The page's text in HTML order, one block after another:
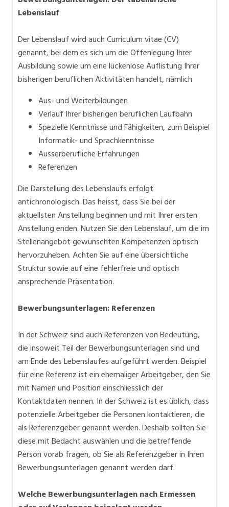
Lebenslauf
Der Lebenslauf wird auch Curriculum vitae (CV)
genannt, bei dem es sich um die Offenlegung Ihrer
Ausbildung sowie um eine lückenlose Auflistung Ihrer
bisherigen beruflichen Aktivitäten handelt, nämlich
Aus- und Weiterbildungen
Verlauf Ihrer bisherigen beruflichen Laufbahn
Spezielle Kenntnisse und Fähigkeiten, zum Beispiel
Informatik- und Sprachkenntnisse
Ausserberufliche Erfahrungen
Referenzen
Die Darstellung des Lebenslaufs erfolgt
antichronologisch. Das heisst, dass Sie bei der
aktuellsten Anstellung beginnen und mit Ihrer ersten
Anstellung enden. Nutzen Sie den Lebenslauf, um die im
Stellenangebot gewünschten Kompetenzen optisch
hervorzuheben. Achten Sie auf eine übersichtliche
Struktur sowie auf eine fehlerfreie und optisch
ansprechende Präsentation.
Bewerbungsunterlagen: Referenzen
In der Schweiz sind auch Referenzen von Bedeutung,
die insoweit Teil der Bewerbungsunterlagen sind und
am Ende des Lebenslaufes aufgeführt werden. Beispiel
für eine Referenz ist ein ehemaliger Arbeitgeber, den Sie
mit Namen und Position einschliesslich der
Kontaktdaten nennen. In der Schweiz ist es üblich, dass
potenzielle Arbeitgeber die Personen kontaktieren, die
als Referenzgeber genannt werden. Deshalb sollten Sie
diese mit Bedacht auswählen und die betreffende
Person vorab fragen, ob Sie als Referenzgeber in Ihren
Bewerbungsunterlagen genannt werden darf.
Welche Bewerbungsunterlagen nach Ermessen